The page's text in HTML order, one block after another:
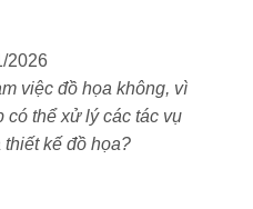
lượng 8GB hoặc GB và
cần. Ổ cứng SSD chuẩn
và ứng dụng cực nhanh.
từ 256GB đến 1TB.
bạn thoải mái cài phần
2026
việc đồ họa không, vì
có thể xử lý các tác vụ
kế đồ họa?